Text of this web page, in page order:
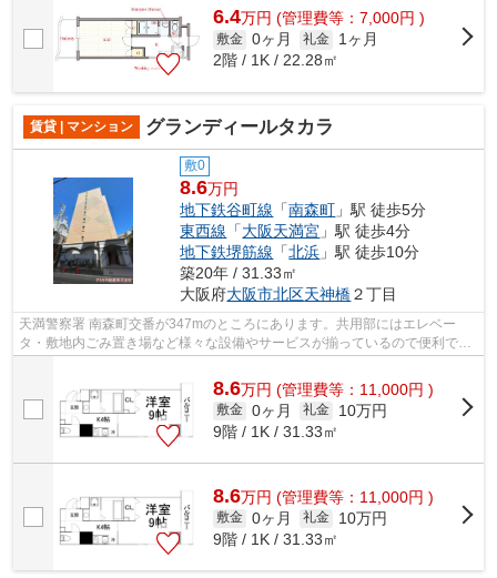
6.4万円 (管理費等：7,000円 )
敷金 0ヶ月 礼金
1ヶ月
2階 / 1K / 22.28㎡
賃貸 | マンション グランディールタカラ
敷0
8.6万円
地下鉄谷町線 「南森町 」駅 徒歩5分
東西線 「大阪天満宮 」駅 徒歩4分
地下鉄堺筋線 「北浜 」駅 徒歩10分
築20年 / 31.33㎡
大阪府大阪市北区天神橋２丁目
天満警察署 南森町交番が347mのところにあります。共用部にはエレベー
タ・敷地内ごみ置き場など様々な設備やサービスが揃っているので便利で
8.6万円 (管理費等：11,000円 )
敷金 0ヶ月 礼金
10万円
9階 / 1K / 31.33㎡
8.6万円 (管理費等：11,000円 )
敷金 0ヶ月 礼金
10万円
9階 / 1K / 31.33㎡